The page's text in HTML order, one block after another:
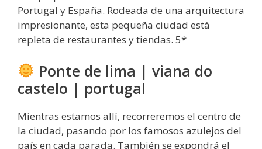
Portugal y España. Rodeada de una arquitectura
impresionante, esta pequeña ciudad está
repleta de restaurantes y tiendas. 5*
Ponte de lima | viana do
castelo | portugal
Mientras estamos allí, recorreremos el centro de
la ciudad, pasando por los famosos azulejos del
país en cada parada. También se expondrá el